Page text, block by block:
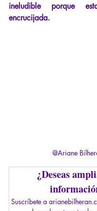
ineludible porque
encrucijada.
@Ariane
¿Deseas
Suscríbete a